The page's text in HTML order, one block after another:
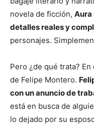
novela de ficción, Aura
detalles reales y
personajes.
Pero ¿de qué trata?
de Felipe Montero.
con un anuncio de
está en busca de
lo dejado por su